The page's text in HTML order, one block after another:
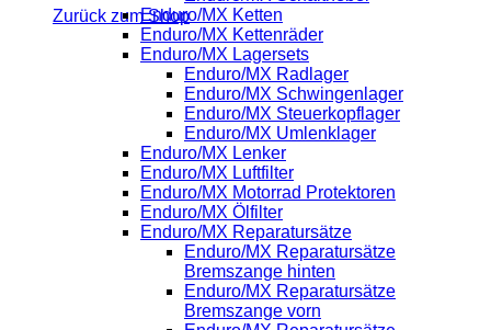
Zurück zum ShopEnduro/MX Ketten
Enduro/MX Kettenräder
Enduro/MX Lagersets
Enduro/MX Radlager
Enduro/MX Schwingenlager
Enduro/MX Steuerkopflager
Enduro/MX Umlenklager
Enduro/MX Lenker
Enduro/MX Luftfilter
Enduro/MX Motorrad Protektoren
Enduro/MX Ölfilter
Enduro/MX Reparatursätze
Enduro/MX Reparatursätze
Bremszange hinten
Enduro/MX Reparatursätze
Bremszange vorn